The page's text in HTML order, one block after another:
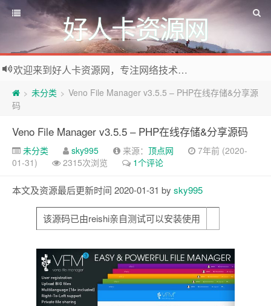
好人卡资源网
欢迎来到好人卡资源网，专注网络技术资源收集，我们不仅是网络资源的搬运工，也生产原创资源。寻找资源请留言或关注公众号:烈日下的男人
> 未分类 > Veno File Manager v3.5.5 – PHP在线存储&分享源
码
Veno File Manager v3.5.5 – PHP在线存储&分享源码
未分类 sky995 来源： 顶点网
7年前 (2020-
01-31)
2315次浏览 1个评论
本文及资源最后更新时间 2020-01-31 by sky995
该源码已由reishi亲自测试可以安装使用